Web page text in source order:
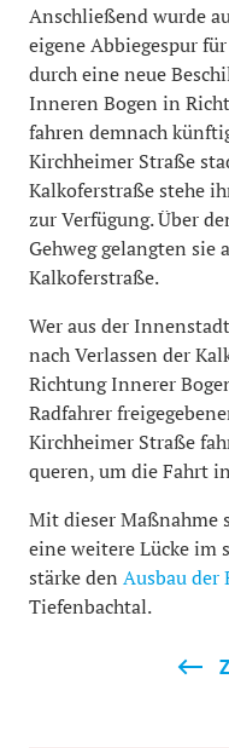
Anschließend wurde
eigene Abbiegespur
durch eine neue
Inneren Bogen in
fahren demnach
Kirchheimer Straße
Kalkoferstraße stehe
zur Verfügung. Über
Gehweg gelangten sie
Kalkoferstraße.
Wer aus der
nach Verlassen der
Richtung Innerer
Radfahrer
Kirchheimer Straße
queren, um die Fahrt
Mit dieser Maßnahme
eine weitere Lücke im
stärke den Ausbau der
Tiefenbachtal.